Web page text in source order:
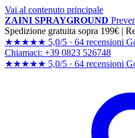
Vai al contenuto principale
ZAINI SPRAYGROUND
Spedizione gratuita sopra 199€ |
★★★★★ 5,0/5 · 64 recensioni
Chiamaci: +39 0823 526748
★★★★★ 5,0/5 · 64 recensioni